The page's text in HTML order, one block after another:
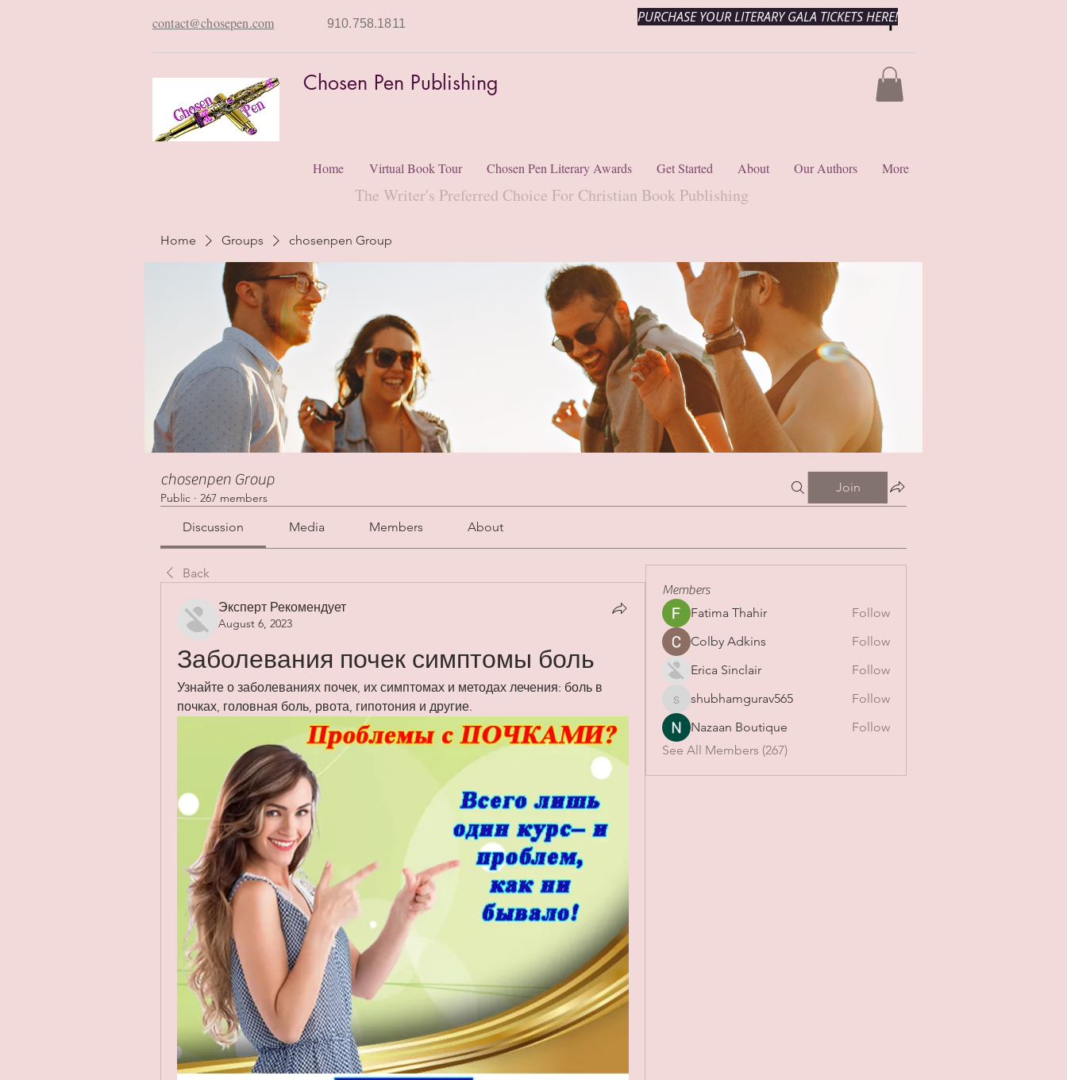
Chosen Pen Publishing
contact@chosepen.com 910.758.1811 PURCHASE YOUR LITERARY GALA TICKETS HERE!
Home Virtual Book Tour Chosen Pen Literary Awards Get Started About Our Authors More
The Writer's Preferred Choice For Christian Book Publishing
Home Groups chosenpen Group
chosenpen Group
Public · 267 members
Join
Discussion Media Members About
Back
Эксперт Рекомендует
August 6, 2023
Заболевания почек симптомы боль
Узнайте о заболеваниях почек, их симптомах и методах лечения: боль в
почках, головная боль, рвота, гипотония и другие.
Members
Fatima Thahir
Follow
Colby Adkins
Follow
Erica Sinclair
Follow
shubhamgurav565
shubhamgurav565
Follow
Nazaan Boutique
Follow
See All Members (267)